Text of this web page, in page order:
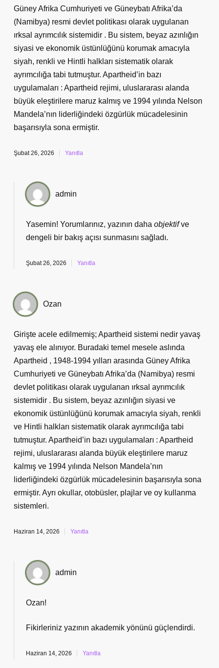
Güney Afrika Cumhuriyeti ve Güneybatı Afrika’da
(Namibya) resmi devlet politikası olarak uygulanan
ırksal ayrımcılık sistemidir . Bu sistem, beyaz azınlığın
siyasi ve ekonomik üstünlüğünü korumak amacıyla
siyah, renkli ve Hintli halkları sistematik olarak
ayrımcılığa tabi tutmuştur. Apartheid’in bazı
uygulamaları : Apartheid rejimi, uluslararası alanda
büyük eleştirilere maruz kalmış ve 1994 yılında Nelson
Mandela’nın liderliğindeki özgürlük mücadelesinin
başarısıyla sona ermiştir.
Şubat 26, 2026 Yanıtla
admin
Yasemin! Yorumlarınız, yazının daha objektifve
dengeli bir bakış açısı sunmasını sağladı.
Şubat 26, 2026 Yanıtla
Ozan
Girişte acele edilmemiş; Apartheid sistemi nedir yavaş
yavaş ele alınıyor. Buradaki temel mesele aslında
Apartheid , 1948-1994 yılları arasında Güney Afrika
Cumhuriyeti ve Güneybatı Afrika’da (Namibya) resmi
devlet politikası olarak uygulanan ırksal ayrımcılık
sistemidir . Bu sistem, beyaz azınlığın siyasi ve
ekonomik üstünlüğünü korumak amacıyla siyah, renkli
ve Hintli halkları sistematik olarak ayrımcılığa tabi
tutmuştur. Apartheid’in bazı uygulamaları : Apartheid
rejimi, uluslararası alanda büyük eleştirilere maruz
kalmış ve 1994 yılında Nelson Mandela’nın
liderliğindeki özgürlük mücadelesinin başarısıyla sona
ermiştir. Ayrı okullar, otobüsler, plajlar ve oy kullanma
sistemleri.
Haziran 14, 2026 Yanıtla
admin
Ozan!
Fikirleriniz yazının akademik yönünü güçlendirdi.
Haziran 14, 2026 Yanıtla